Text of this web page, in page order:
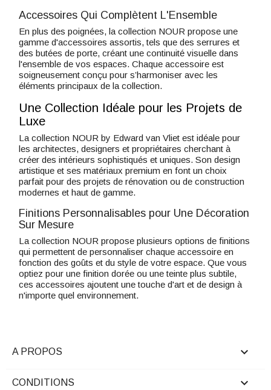
Accessoires Qui Complètent L'Ensemble
En plus des poignées, la collection NOUR propose une
gamme d'accessoires assortis, tels que des serrures et
des butées de porte, créant une continuité visuelle dans
l'ensemble de vos espaces. Chaque accessoire est
soigneusement conçu pour s’harmoniser avec les
éléments principaux de la collection.
Une Collection Idéale pour les Projets de
Luxe
La collection NOUR by Edward van Vliet est idéale pour
les architectes, designers et propriétaires cherchant à
créer des intérieurs sophistiqués et uniques. Son design
artistique et ses matériaux premium en font un choix
parfait pour des projets de rénovation ou de construction
modernes et haut de gamme.
Finitions Personnalisables pour Une Décoration
Sur Mesure
La collection NOUR propose plusieurs options de finitions
qui permettent de personnaliser chaque accessoire en
fonction des goûts et du style de votre espace. Que vous
optiez pour une finition dorée ou une teinte plus subtile,
ces accessoires ajoutent une touche d'art et de design à
n'importe quel environnement.
A PROPOS 
CONDITIONS 